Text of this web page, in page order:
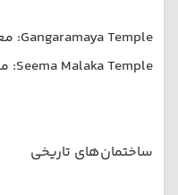
Gangaramaya Temple: معبد بودایی با معماری منحصر به فرد و موزه‌ای جذاب
Seema Malaka Temple: معبد روی آب با منظره‌های آرامش‌بخش
ساختمان‌های تاریخی